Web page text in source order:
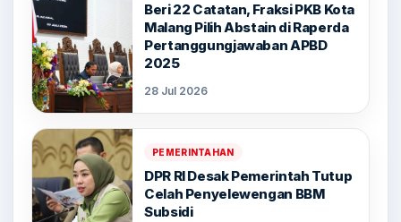
Beri 22 Catatan, Fraksi PKB Kota
Malang Pilih Abstain di Raperda
Pertanggungjawaban APBD
2025
28 Jul 2026
PEMERINTAHAN
DPR RI Desak Pemerintah Tutup
Celah Penyelewengan BBM
Subsidi